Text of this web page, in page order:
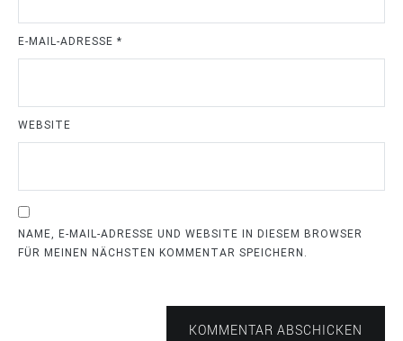
E-MAIL-ADRESSE *
WEBSITE
NAME, E-MAIL-ADRESSE UND WEBSITE IN DIESEM BROWSER
FÜR MEINEN NÄCHSTEN KOMMENTAR SPEICHERN.
KOMMENTAR ABSCHICKEN